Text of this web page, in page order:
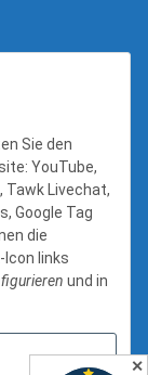
Sie den
YouTube,
Tawk Livechat,
Google Tag
die
Icon links
und in
✕